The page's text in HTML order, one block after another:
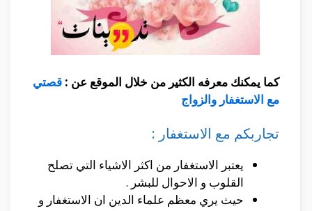
كما يمكنك معرفه الكثير من خلال الموقع عن : قصتي
مع الاستغفار والزواج
تجاربكم مع الاستغفار :
يعتبر الاستغفار من اكثر الاشياء التي تصلح
القلوب و الاحوال للبشر .
حيث يري معظم علماء الدين ان الاستغفار و